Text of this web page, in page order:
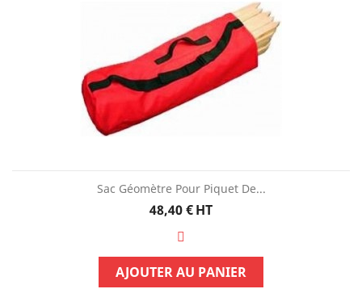
Sac Géomètre Pour Piquet De...
Prix
48,40 €HT
AJOUTER AU PANIER